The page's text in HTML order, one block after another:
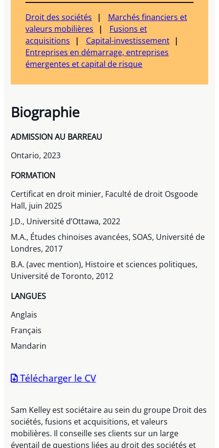
Droit des sociétés
Marchés financiers et
valeurs mobilières
Fusions et
acquisitions
Capital-investissement
Entreprises en démarrage, entreprises
émergentes et capital de risque
Biographie
ADMISSION AU BARREAU
Ontario, 2023
FORMATION
Certificat en droit minier, Faculté de droit Osgoode
Hall, juin 2025
J.D., Université d’Ottawa, 2022
M.A., Études chinoises avancées, SOAS, Université de
Londres, 2017
B.A. (avec mention), Histoire et sciences politiques,
Université de Toronto, 2012
LANGUES
Anglais
Français
Mandarin
Télécharger le CV
Sam Kelley est sociétaire au sein du groupe Droit des
sociétés, fusions et acquisitions, et valeurs
mobilières. Il conseille ses clients sur un large
éventail de questions liées au droit des sociétés et